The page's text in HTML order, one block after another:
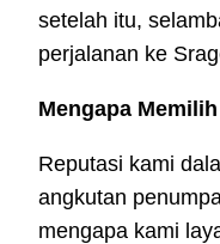
setelah itu,
perjalanan ke
Mengapa
Reputasi kami
angkutan
mengapa kami